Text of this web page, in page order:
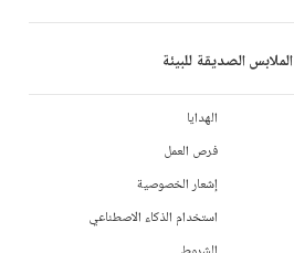
الملابس الصديقة للبيئة
الهدايا
فرص العمل
إشعار الخصوصية
استخدام الذكاء الاصطناعي